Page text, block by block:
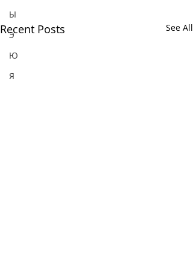
Ы
Э
Ю
Я
Recent Posts See All